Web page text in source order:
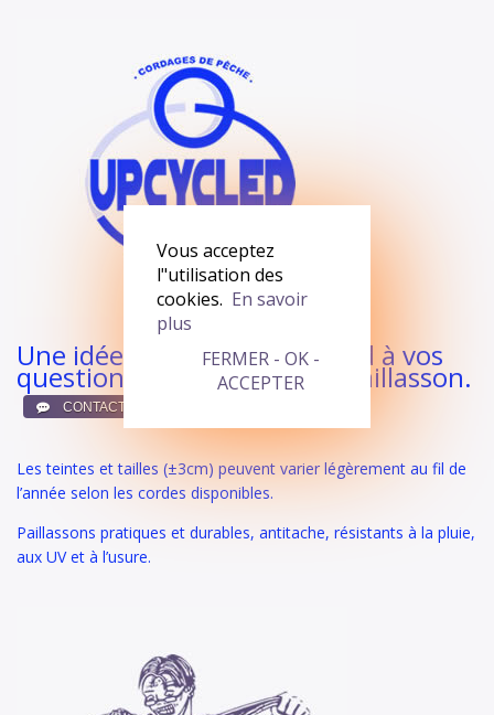
Une idée en tête ? On répond à vos
questions et on crée votre paillasson.
Les teintes et tailles (±3cm) peuvent varier légèrement au fil de
l’année selon les cordes disponibles.
Paillassons pratiques et durables, antitache, résistants à la pluie,
aux UV et à l’usure.
Vous acceptez
l"utilisation des
cookies. En savoir
plus
FERMER - OK -
ACCEPTER